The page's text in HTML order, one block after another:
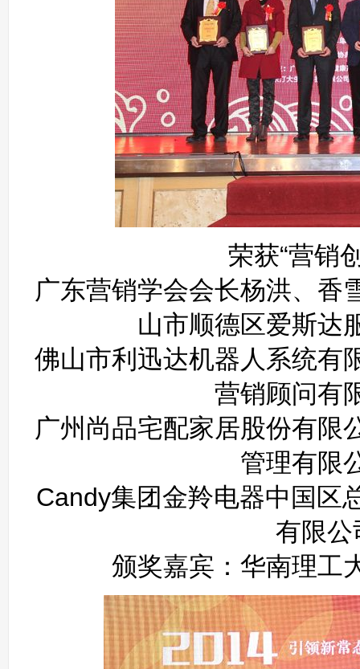
荣获“营销
广东营销学会会长杨洪、香
山市顺德区爱斯达
佛山市利迅达机器人系统有
营销顾问有
广州尚品宅配家居股份有限
管理有限
Candy集团金羚电器中国区
有限
颁奖嘉宾：华南理工